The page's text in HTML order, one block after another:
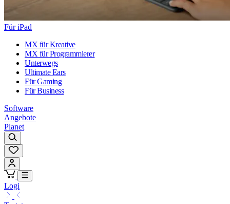
Für iPad
MX für Kreative
MX für Programmierer
Unterwegs
Ultimate Ears
Für Gaming
Für Business
Software
Angebote
Planet
Logi